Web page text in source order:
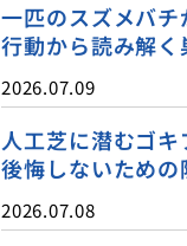
一匹のスズメバ
行動から読み解
2026.07.09
人工芝に潜むゴ
後悔しないための
2026.07.08